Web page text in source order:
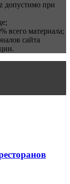
допустимо при
всего материала;
сайта